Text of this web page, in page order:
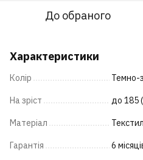
До обраного
Характеристики
Колір Темно-
На зріст до 185
Матеріал
Гарантія 6